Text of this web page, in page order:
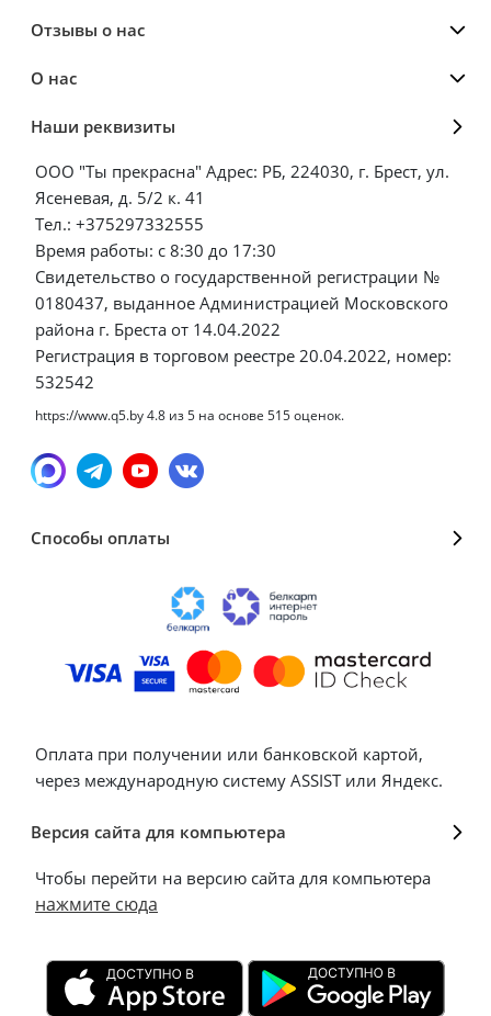
Отзывы о нас
О нас
Наши реквизиты
ООО "Ты прекрасна" Адрес: РБ, 224030, г. Брест, ул.
Ясеневая, д. 5/2 к. 41
Тел.: +375297332555
Время работы: с 8:30 до 17:30
Свидетельство о государственной регистрации №
0180437, выданное Администрацией Московского
района г. Бреста от 14.04.2022
Регистрация в торговом реестре 20.04.2022, номер:
532542
https://www.q5.by4.8 из5 на основе 515оценок.
Способы оплаты
Оплата при получении или банковской картой,
через международную систему ASSIST или Яндекс.
Версия сайта для компьютера
Чтобы перейти на версию сайта для компьютера
нажмите сюда